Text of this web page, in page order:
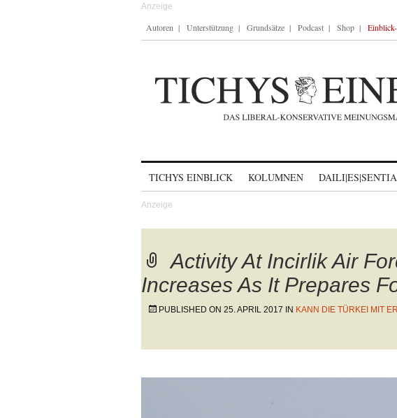
Autoren Unterstützung Grundsätze Podcast Shop
TICHYS EINBLICK KOLUMNEN
Activity At Incirlik Air
Increases As It Prepares
PUBLISHED ON 25. APRIL 2017 IN KANN DIE TÜRKEI MIT